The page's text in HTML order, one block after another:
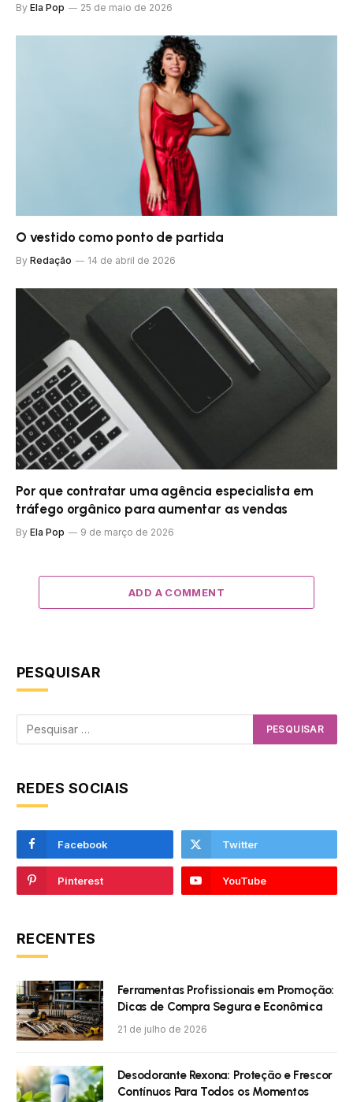
By Ela Pop 25 de maio de 2026
O vestido como ponto de partida
By Redação 14 de abril de 2026
Por que contratar uma agência especialista em
tráfego orgânico para aumentar as vendas
By Ela Pop 9 de março de 2026
ADD A COMMENT
PESQUISAR
REDES SOCIAIS
Facebook Twitter
Pinterest YouTube
RECENTES
Ferramentas Profissionais em Promoção:
Dicas de Compra Segura e Econômica
21 de julho de 2026
Desodorante Rexona: Proteção e Frescor
Contínuos Para Todos os Momentos